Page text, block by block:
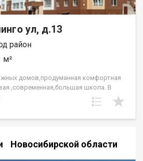
ул, д.13
район
м²
домов,продуманная комфортная
,современная,большая школа. В
Линолеум,обои,натяжной
плитка. Никто не живет.Без мебели.
периметру Есть большой
Новосибирской области